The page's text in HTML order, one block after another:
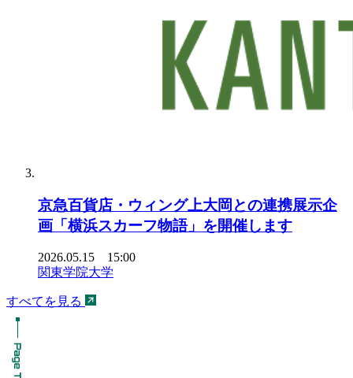
京急百貨店・ウィング上大岡との連携展示企
画「横浜スカーフ物語」を開催します
2026.05.15 15:00
関東学院大学
すべてを見る